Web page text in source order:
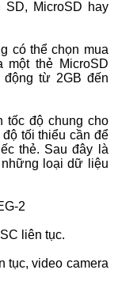
MicroSD hay
có thể chọn mua
thẻ MicroSD
từ 2GB đến
tốc độ chung cho
tối thiểu cần để
thẻ. Sau đây là
loại dữ liệu
2
liên tục.
tục, video camera